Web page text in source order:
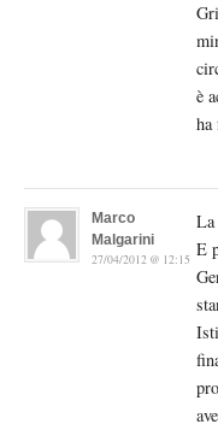
è
ha
Marco
Malgarini
27/04/2012 @ 12:15
La
E